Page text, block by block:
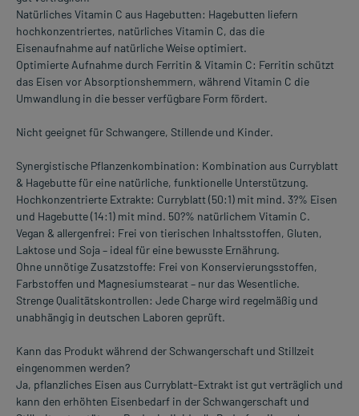
Natürliches Vitamin C aus Hagebutten: Hagebutten liefern
hochkonzentriertes, natürliches Vitamin C, das die
Eisenaufnahme auf natürliche Weise optimiert.
Optimierte Aufnahme durch Ferritin & Vitamin C: Ferritin schützt
das Eisen vor Absorptionshemmern, während Vitamin C die
Umwandlung in die besser verfügbare Form fördert.
Nicht geeignet für Schwangere, Stillende und Kinder.
Synergistische Pflanzenkombination: Kombination aus Curryblatt
& Hagebutte für eine natürliche, funktionelle Unterstützung.
Hochkonzentrierte Extrakte: Curryblatt (50:1) mit mind. 3?% Eisen
und Hagebutte (14:1) mit mind. 50?% natürlichem Vitamin C.
Vegan & allergenfrei: Frei von tierischen Inhaltsstoffen, Gluten,
Laktose und Soja – ideal für eine bewusste Ernährung.
Ohne unnötige Zusatzstoffe: Frei von Konservierungsstoffen,
Farbstoffen und Magnesiumstearat – nur das Wesentliche.
Strenge Qualitätskontrollen: Jede Charge wird regelmäßig und
unabhängig in deutschen Laboren geprüft.
Kann das Produkt während der Schwangerschaft und Stillzeit
eingenommen werden?
Ja, pflanzliches Eisen aus Curryblatt-Extrakt ist gut verträglich und
kann den erhöhten Eisenbedarf in der Schwangerschaft und